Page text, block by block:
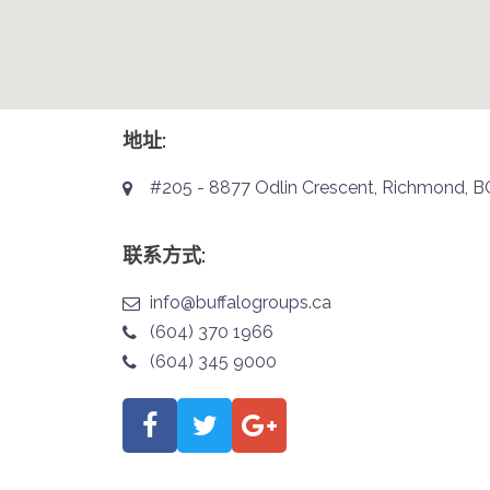
地址:
#205 - 8877 Odlin Crescent, Richmond,
联系方式:
info@buffalogroups.ca
(604) 370 1966
(604) 345 9000